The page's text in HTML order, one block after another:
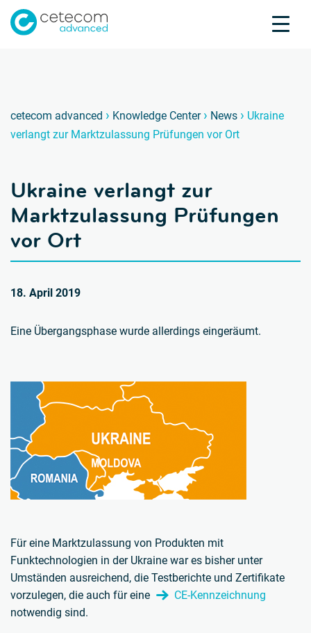
Über uns
Branchen
Knowledge Center
cetecom advanced › Knowledge Center › News › Ukraine
verlangt zur Marktzulassung Prüfungen vor Ort
Ukraine verlangt zur
Marktzulassung Prüfungen
vor Ort
18. April 2019
Eine Übergangsphase wurde allerdings eingeräumt.
Für eine Marktzulassung von Produkten mit
Funktechnologien in der Ukraine war es bisher unter
Umständen ausreichend, die Testberichte und Zertifikate
vorzulegen, die auch für eine
CE-Kennzeichnung
notwendig sind.